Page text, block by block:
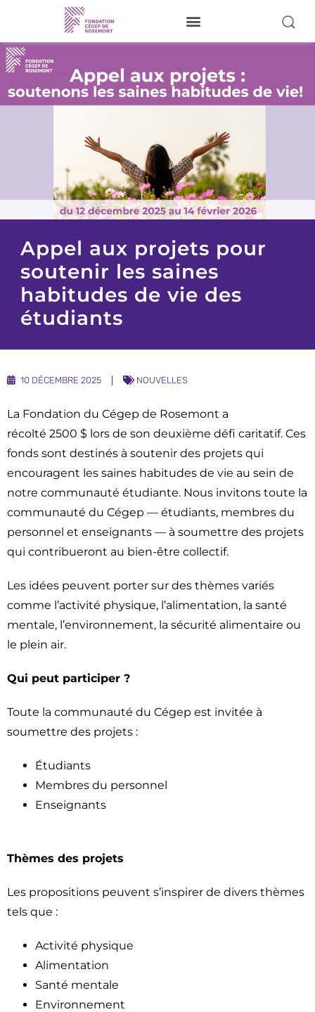
Je donne
À propos
Pour nos étudiants
Bénévoles
Visiter le site du Cégep
Nous joindre
Infolettre
Témoignages
Appel aux projets pour
soutenir les saines
habitudes de vie des
étudiants
10 DÉCEMBRE 2025 NOUVELLES
La Fondation du Cégep de Rosemont a
récolté 2500 $ lors de son deuxième défi caritatif. Ces
fonds sont destinés à soutenir des projets qui
encouragent les saines habitudes de vie au sein de
notre communauté étudiante. Nous invitons toute la
communauté du Cégep — étudiants, membres du
personnel et enseignants — à soumettre des projets
qui contribueront au bien-être collectif.
Les idées peuvent porter sur des thèmes variés
comme l’activité physique, l’alimentation, la santé
mentale, l’environnement, la sécurité alimentaire ou
le plein air.
Qui peut participer ?
Toute la communauté du Cégep est invitée à
soumettre des projets :
Étudiants
Membres du personnel
Enseignants
Thèmes des projets
Les propositions peuvent s’inspirer de divers thèmes
tels que :
Activité physique
Alimentation
Santé mentale
Environnement